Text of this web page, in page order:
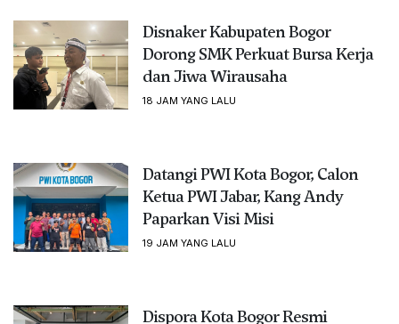
Disnaker Kabupaten Bogor
Dorong SMK Perkuat Bursa Kerja
dan Jiwa Wirausaha
18 JAM YANG LALU
Datangi PWI Kota Bogor, Calon
Ketua PWI Jabar, Kang Andy
Paparkan Visi Misi
19 JAM YANG LALU
Dispora Kota Bogor Resmi